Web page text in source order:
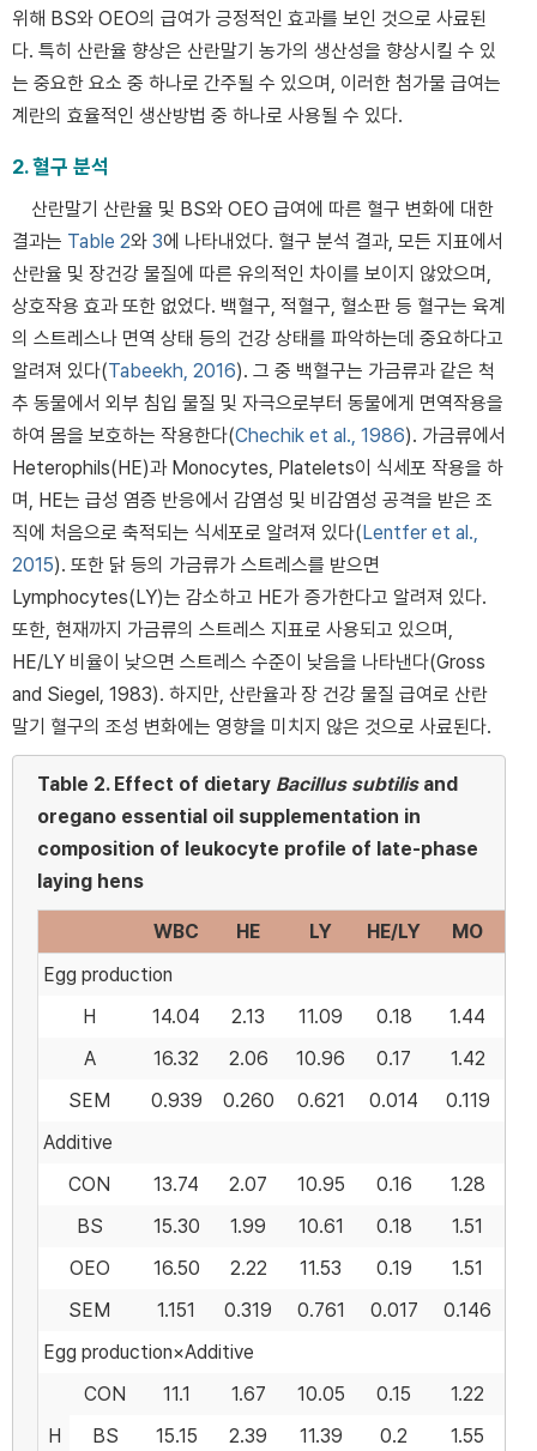
위해 BS와 OEO의 급여가 긍정적인 효과를 보인 것으로 사료된
다. 특히 산란율 향상은 산란말기 농가의 생산성을 향상시킬 수 있
는 중요한 요소 중 하나로 간주될 수 있으며, 이러한 첨가물 급여는
계란의 효율적인 생산방법 중 하나로 사용될 수 있다.
2. 혈구 분석
산란말기 산란율 및 BS와 OEO 급여에 따른 혈구 변화에 대한
결과는 Table 2와 3에 나타내었다. 혈구 분석 결과, 모든 지표에서
산란율 및 장건강 물질에 따른 유의적인 차이를 보이지 않았으며,
상호작용 효과 또한 없었다. 백혈구, 적혈구, 혈소판 등 혈구는 육계
의 스트레스나 면역 상태 등의 건강 상태를 파악하는데 중요하다고
알려져 있다(Tabeekh, 2016). 그 중 백혈구는 가금류과 같은 척
추 동물에서 외부 침입 물질 및 자극으로부터 동물에게 면역작용을
하여 몸을 보호하는 작용한다(Chechik et al., 1986). 가금류에서
Heterophils(HE)과 Monocytes, Platelets이 식세포 작용을 하
며, HE는 급성 염증 반응에서 감염성 및 비감염성 공격을 받은 조
직에 처음으로 축적되는 식세포로 알려져 있다(Lentfer et al.,
2015). 또한 닭 등의 가금류가 스트레스를 받으면
Lymphocytes(LY)는 감소하고 HE가 증가한다고 알려져 있다.
또한, 현재까지 가금류의 스트레스 지표로 사용되고 있으며,
HE/LY 비율이 낮으면 스트레스 수준이 낮음을 나타낸다(Gross
and Siegel, 1983). 하지만, 산란율과 장 건강 물질 급여로 산란
말기 혈구의 조성 변화에는 영향을 미치지 않은 것으로 사료된다.
Table 2. Effect of dietary Bacillus subtilisand
oregano essential oil supplementation in
composition of leukocyte profile of late-phase
laying hens
WBC HE LY HE/LY
MO
Egg production
H
14.04 2.13 11.09 0.18
1.44
A
16.32 2.06 10.96 0.17
1.42
SEM
0.939 0.260 0.621 0.014
0.119
Additive
CON
13.74 2.07 10.95 0.16
1.28
BS
15.30 1.99 10.61 0.18
1.51
OEO
16.50 2.22 11.53 0.19
1.51
SEM
1.151 0.319 0.761 0.017
0.146
Egg production×Additive
H
CON 11.1 1.67 10.05 0.15
1.22
BS
15.15 2.39 11.39 0.2
1.55